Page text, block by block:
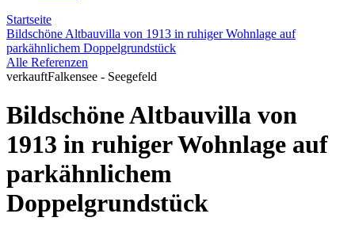
Startseite
Bildschöne Altbauvilla von 1913 in ruhiger Wohnlage auf
parkähnlichem Doppelgrundstück
Alle Referenzen
verkauftFalkensee - Seegefeld
Bildschöne Altbauvilla von
1913 in ruhiger Wohnlage auf
parkähnlichem
Doppelgrundstück